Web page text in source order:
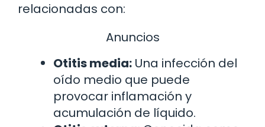
relacionadas con:
Anuncios
Otitis media: Una infección del
oído medio que puede
provocar inflamación y
acumulación de líquido.